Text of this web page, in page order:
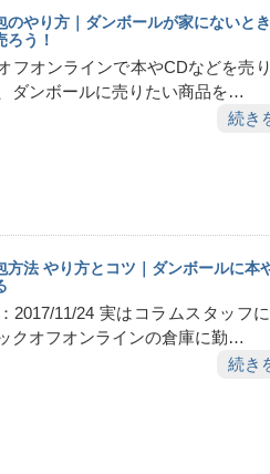
のやり方｜ダンボールが家にないと
ろう！
フオンラインで本やCDなどを売
ダンボールに売りたい商品を…
続き
方法 やり方とコツ｜ダンボールに本
2017/11/24 実はコラムスタッフ
クオフオンラインの倉庫に勤…
続き